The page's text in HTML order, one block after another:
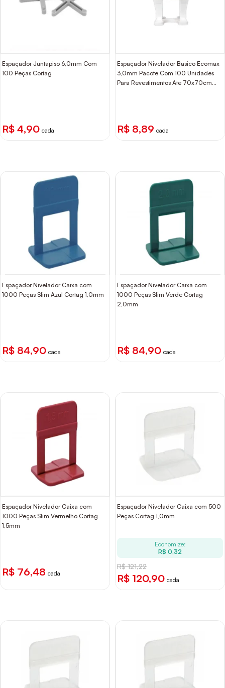
Espaçador Juntapiso 6,0mm Com
100 Peças Cortag
R$ 4,90 cada
Espaçador Nivelador Basico Ecomax
3,0mm Pacote Com 100 Unidades
Para Revestimentos Até 70x70cm
R$ 8,89 cada
Espaçador Nivelador Caixa com
1000 Peças Slim Azul Cortag 1,0mm
R$ 84,90 cada
Espaçador Nivelador Caixa com
1000 Peças Slim Verde Cortag
2,0mm
R$ 84,90 cada
Espaçador Nivelador Caixa com
1000 Peças Slim Vermelho Cortag
1,5mm
R$ 76,48 cada
Espaçador Nivelador Caixa com 500
Peças Cortag 1,0mm
Economize:
R$ 0,32
R$ 121,22
R$ 120,90 cada